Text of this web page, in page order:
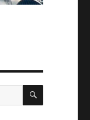
SUCHEN